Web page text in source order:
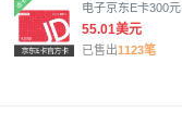
电子京东E卡300元
55.01美元
已售出1123笔